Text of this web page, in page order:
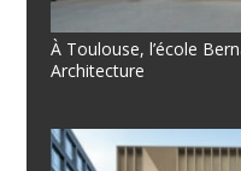
À Toulouse, l’école
Architecture